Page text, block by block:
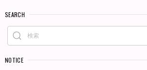
SEARCH
NOTICE